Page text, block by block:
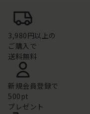
3,980円以上の
ご購入で
送料無料
新規会員登録で
500pt
プレゼント